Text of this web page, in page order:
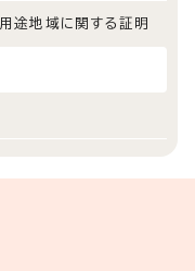
途地域に関する証明